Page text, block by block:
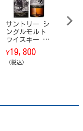
サントリー シ
ングルモルト
ウイスキー 山
崎 Story of t
he Distillery
（ストーリ
¥19,800
（税込）
ハイ